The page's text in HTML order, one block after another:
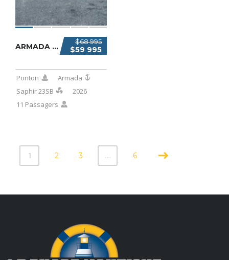
$68 995
$59 995
ARMADA SAPHIR 23SB 2026
Ponton
Armada
Saphir 23SB
2026
11 Passagers
1 2 3 … 6